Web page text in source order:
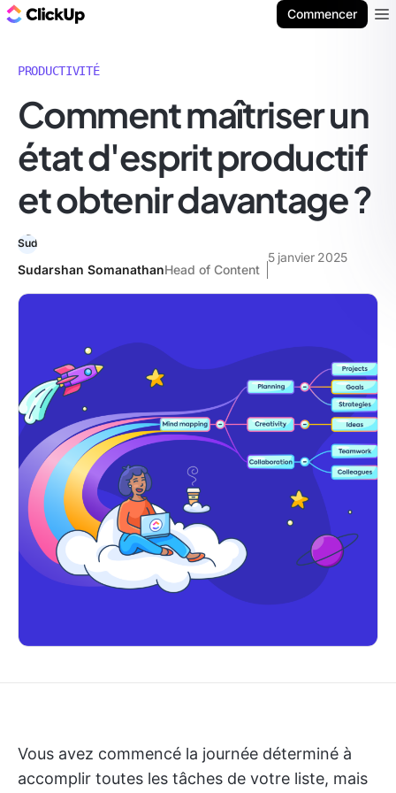
Commencer
PRODUCTIVITÉ
Comment maîtriser un
état d'esprit productif
et obtenir davantage ?
Sudarshan SomanathanHead of Content
5 janvier 2025
Vous avez commencé la journée déterminé à
accomplir toutes les tâches de votre liste, mais